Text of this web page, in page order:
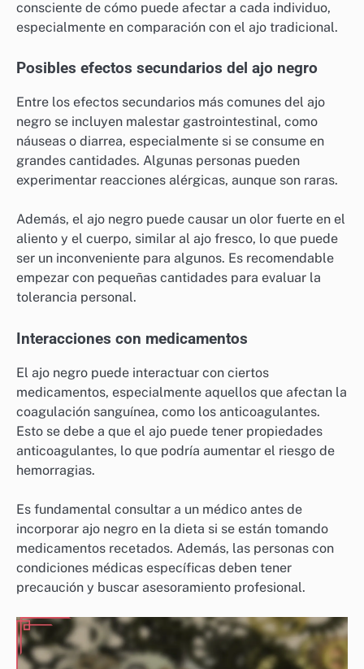
consciente de cómo puede afectar a cada individuo,
especialmente en comparación con el ajo tradicional.
Posibles efectos secundarios del ajo negro
Entre los efectos secundarios más comunes del ajo
negro se incluyen malestar gastrointestinal, como
náuseas o diarrea, especialmente si se consume en
grandes cantidades. Algunas personas pueden
experimentar reacciones alérgicas, aunque son raras.
Además, el ajo negro puede causar un olor fuerte en el
aliento y el cuerpo, similar al ajo fresco, lo que puede
ser un inconveniente para algunos. Es recomendable
empezar con pequeñas cantidades para evaluar la
tolerancia personal.
Interacciones con medicamentos
El ajo negro puede interactuar con ciertos
medicamentos, especialmente aquellos que afectan la
coagulación sanguínea, como los anticoagulantes.
Esto se debe a que el ajo puede tener propiedades
anticoagulantes, lo que podría aumentar el riesgo de
hemorragias.
Es fundamental consultar a un médico antes de
incorporar ajo negro en la dieta si se están tomando
medicamentos recetados. Además, las personas con
condiciones médicas específicas deben tener
precaución y buscar asesoramiento profesional.